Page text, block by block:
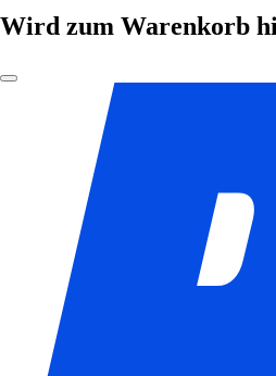
Wird zum Warenkorb